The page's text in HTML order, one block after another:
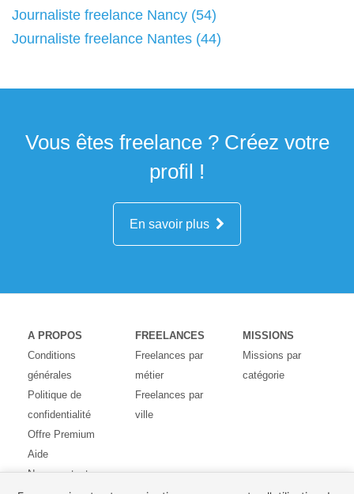
Journaliste freelance Nancy (54)
Journaliste freelance Nantes (44)
Vous êtes freelance ? Créez votre
profil !
En savoir plus
A PROPOS
Conditions
générales
Politique de
confidentialité
Offre Premium
Aide
Nous contacter
FREELANCES
Freelances par
métier
Freelances par
ville
MISSIONS
Missions par
catégorie